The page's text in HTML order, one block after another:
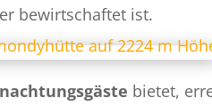
bewirtschaftet ist.
bietet,